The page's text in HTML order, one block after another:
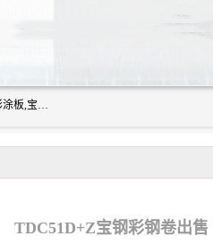
上海志辰实业有限公司主要经销:上海宝钢彩钢卷（宝钢总厂）台湾氟碳彩钢板,烨辉彩钢板,宝钢彩钢板,宝钢彩涂板,宝钢彩钢卷,马钢彩钢板,马钢彩钢卷,镀铝锌钢板,PVDF彩钢板,台湾烨辉彩钢板,高耐候彩钢板,硅改性彩钢板,规格齐全。
TDC51D+Z宝钢彩钢卷出